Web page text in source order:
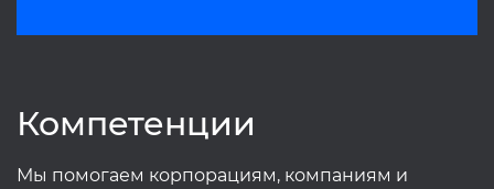
Компетенции
Мы помогаем корпорациям, компаниям и